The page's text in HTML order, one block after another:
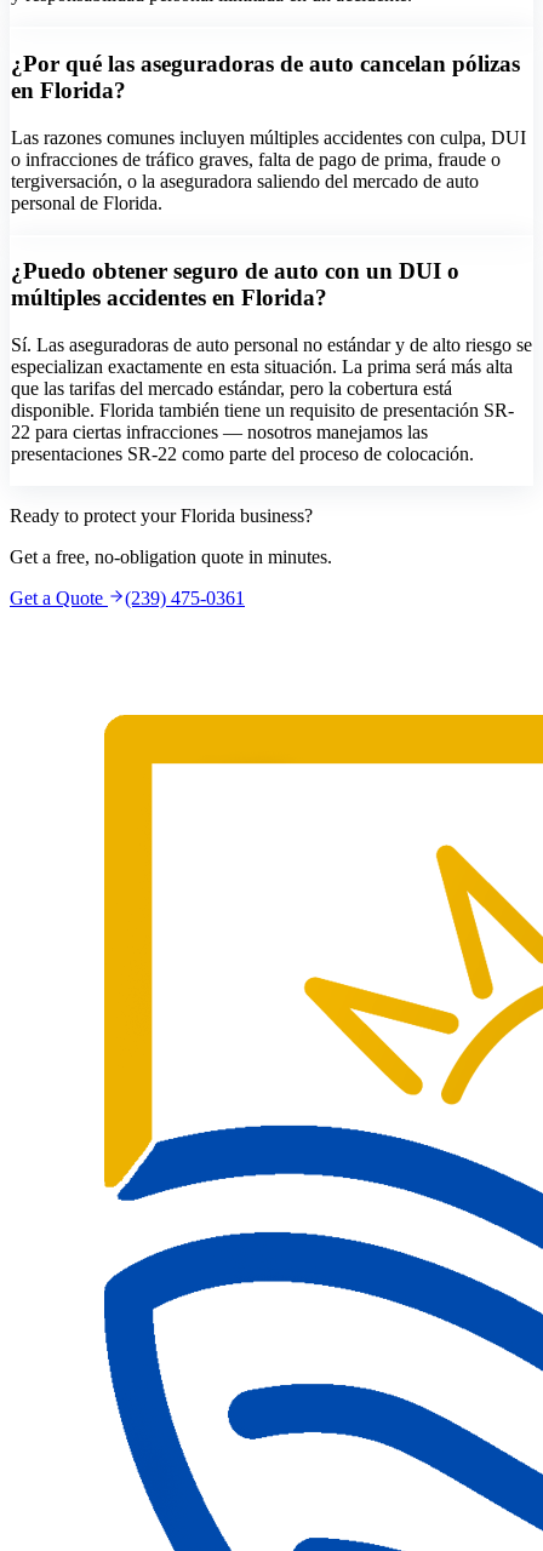
¿Por qué las aseguradoras de auto cancelan pólizas
en Florida?
Las razones comunes incluyen múltiples accidentes con culpa, DUI
o infracciones de tráfico graves, falta de pago de prima, fraude o
tergiversación, o la aseguradora saliendo del mercado de auto
personal de Florida.
¿Puedo obtener seguro de auto con un DUI o
múltiples accidentes en Florida?
Sí. Las aseguradoras de auto personal no estándar y de alto riesgo se
especializan exactamente en esta situación. La prima será más alta
que las tarifas del mercado estándar, pero la cobertura está
disponible. Florida también tiene un requisito de presentación SR-
22 para ciertas infracciones — nosotros manejamos las
presentaciones SR-22 como parte del proceso de colocación.
Ready to protect your Florida business?
Get a free, no-obligation quote in minutes.
Get a Quote
(239) 475-0361